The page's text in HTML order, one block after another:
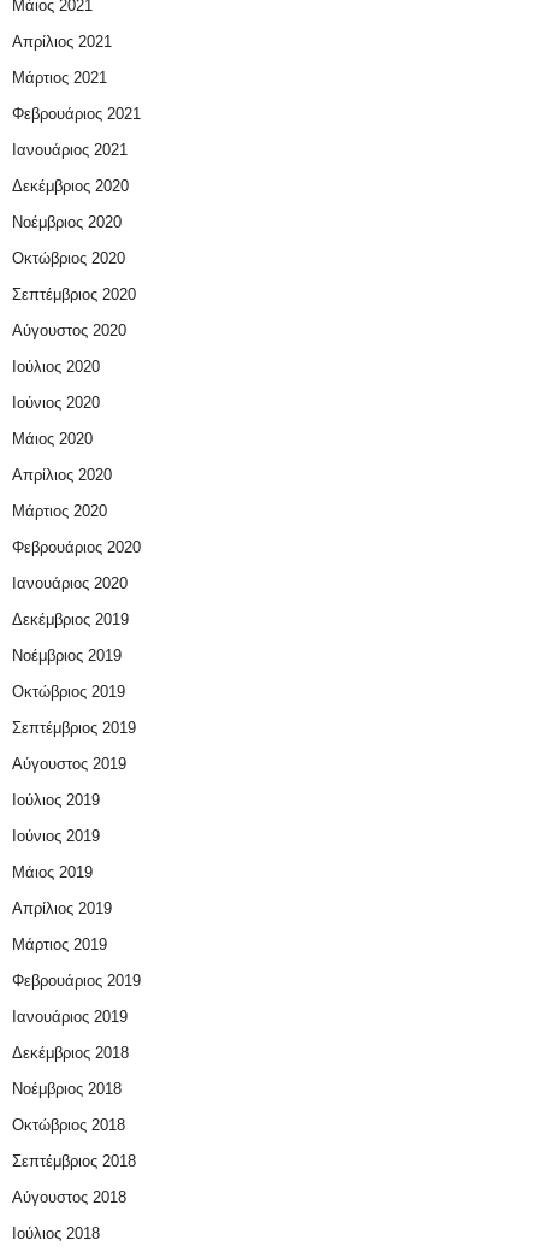
Μάιος 2021
Απρίλιος 2021
Μάρτιος 2021
Φεβρουάριος 2021
Ιανουάριος 2021
Δεκέμβριος 2020
Νοέμβριος 2020
Οκτώβριος 2020
Σεπτέμβριος 2020
Αύγουστος 2020
Ιούλιος 2020
Ιούνιος 2020
Μάιος 2020
Απρίλιος 2020
Μάρτιος 2020
Φεβρουάριος 2020
Ιανουάριος 2020
Δεκέμβριος 2019
Νοέμβριος 2019
Οκτώβριος 2019
Σεπτέμβριος 2019
Αύγουστος 2019
Ιούλιος 2019
Ιούνιος 2019
Μάιος 2019
Απρίλιος 2019
Μάρτιος 2019
Φεβρουάριος 2019
Ιανουάριος 2019
Δεκέμβριος 2018
Νοέμβριος 2018
Οκτώβριος 2018
Σεπτέμβριος 2018
Αύγουστος 2018
Ιούλιος 2018